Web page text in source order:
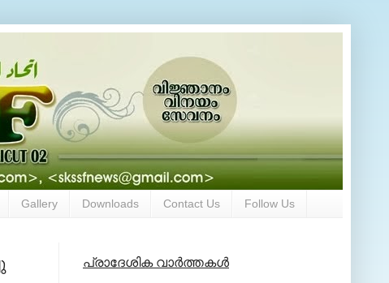
Gallery Downloads Contact Us Follow Us
പ്രാദേശിക വാര്‍ത്തകള്‍